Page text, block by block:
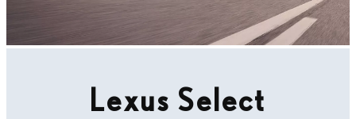
Lexus Select